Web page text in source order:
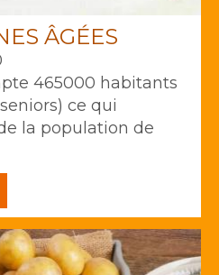
ÂGÉES
465000 habitants
ce qui
la population de